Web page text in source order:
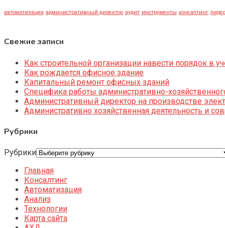
автоматизация административный директор аудит инструменты консалтинг
Свежие записи
Как строительной организации навести порядок в
Как рождается офисное здание
Капитальный ремонт офисных зданий
Специфика работы административно-
Административный директор на производстве
Административно хозяйственная деятельность и
Рубрики
Рубрики
Главная
Консалтинг
Автоматизация
Анализ
Технологии
Карта сайта